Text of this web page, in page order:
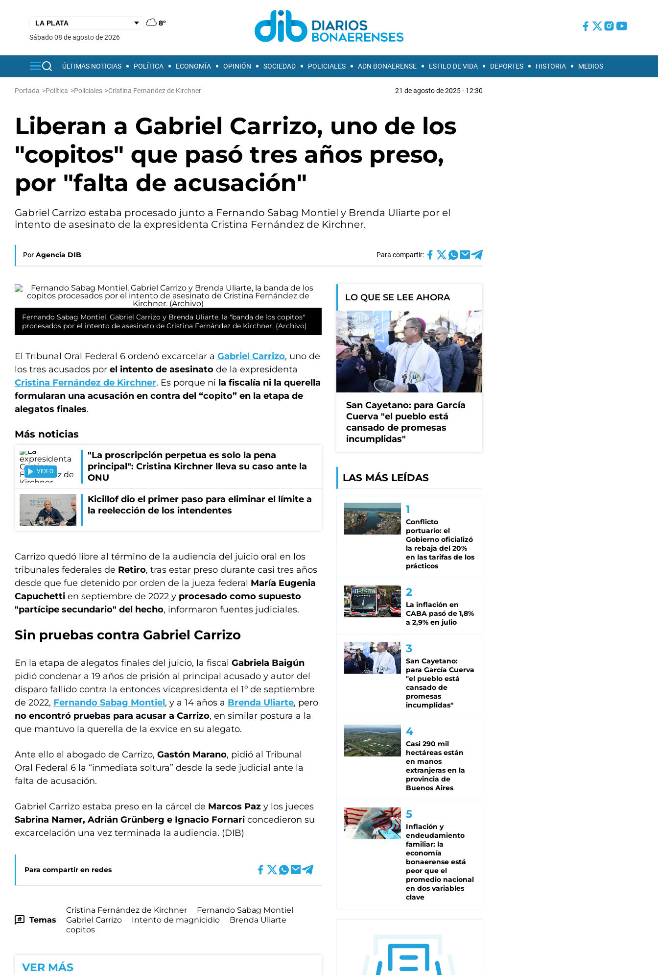
8°
sábado 08 de agosto de 2026
ÚLTIMAS NOTICIAS POLÍTICA ECONOMÍA OPINIÓN SOCIEDAD POLICIALES ADN BONAERENSE ESTILO DE VIDA DEPORTES HISTORIA MEDIOS
Portada >Política >Policiales >Cristina Fernández de Kirchner 21 de agosto de 2025 - 12:30
Liberan a Gabriel Carrizo, uno de los
"copitos" que pasó tres años preso,
por "falta de acusación"
Gabriel Carrizo estaba procesado junto a Fernando Sabag Montiel y Brenda Uliarte por el
intento de asesinato de la expresidenta Cristina Fernández de Kirchner.
Por Agencia DIB Para compartir:
Fernando Sabag Montiel, Gabriel Carrizo y Brenda Uliarte, la "banda de los copitos"
procesados por el intento de asesinato de Cristina Fernández de Kirchner. (Archivo)
El Tribunal Oral Federal 6 ordenó excarcelar a Gabriel Carrizo, uno de
los tres acusados por el intento de asesinato de la expresidenta
Cristina Fernández de Kirchner. Es porque ni la fiscalía ni la querella
formularan una acusación en contra del “copito” en la etapa de
alegatos finales.
Más noticias
VIDEO
"La proscripción perpetua es solo la pena
principal": Cristina Kirchner lleva su caso ante la
ONU
Kicillof dio el primer paso para eliminar el límite a
la reelección de los intendentes
Carrizo quedó libre al término de la audiencia del juicio oral en los
tribunales federales de Retiro, tras estar preso durante casi tres años
desde que fue detenido por orden de la jueza federal María Eugenia
Capuchetti en septiembre de 2022 y procesado como supuesto
"partícipe secundario" del hecho, informaron fuentes judiciales.
Sin pruebas contra Gabriel Carrizo
En la etapa de alegatos finales del juicio, la fiscal Gabriela Baigún
pidió condenar a 19 años de prisión al principal acusado y autor del
disparo fallido contra la entonces vicepresidenta el 1º de septiembre
de 2022, Fernando Sabag Montiel, y a 14 años a Brenda Uliarte, pero
no encontró pruebas para acusar a Carrizo, en similar postura a la
que mantuvo la querella de la exvice en su alegato.
Ante ello el abogado de Carrizo, Gastón Marano, pidió al Tribunal
Oral Federal 6 la “inmediata soltura” desde la sede judicial ante la
falta de acusación.
Gabriel Carrizo estaba preso en la cárcel de Marcos Paz y los jueces
Sabrina Namer, Adrián Grünberg e Ignacio Fornari concedieron su
excarcelación una vez terminada la audiencia. (DIB)
Para compartir en redes
Temas
Cristina Fernández de Kirchner
Fernando Sabag Montiel
Gabriel Carrizo
Intento de magnicidio
Brenda Uliarte
copitos
VER MÁS
LO QUE SE LEE AHORA
San Cayetano: para García
Cuerva "el pueblo está
cansado de promesas
incumplidas"
LAS MÁS LEÍDAS
Conflicto
portuario: el
Gobierno oficializó
la rebaja del 20%
en las tarifas de los
prácticos
La inflación en
CABA pasó de 1,8%
a 2,9% en julio
San Cayetano:
para García Cuerva
"el pueblo está
cansado de
promesas
incumplidas"
Casi 290 mil
hectáreas están
en manos
extranjeras en la
provincia de
Buenos Aires
Inflación y
endeudamiento
familiar: la
economía
bonaerense está
peor que el
promedio nacional
en dos variables
clave